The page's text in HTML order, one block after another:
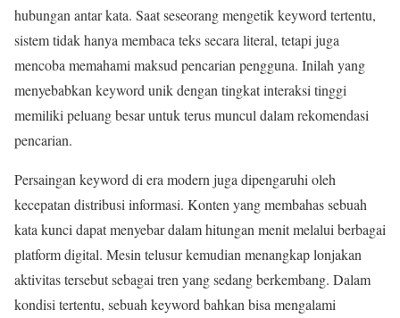
hubungan antar kata. Saat seseorang mengetik keyword tertentu,
sistem tidak hanya membaca teks secara literal, tetapi juga
mencoba memahami maksud pencarian pengguna. Inilah yang
menyebabkan keyword unik dengan tingkat interaksi tinggi
memiliki peluang besar untuk terus muncul dalam rekomendasi
pencarian.
Persaingan keyword di era modern juga dipengaruhi oleh
kecepatan distribusi informasi. Konten yang membahas sebuah
kata kunci dapat menyebar dalam hitungan menit melalui berbagai
platform digital. Mesin telusur kemudian menangkap lonjakan
aktivitas tersebut sebagai tren yang sedang berkembang. Dalam
kondisi tertentu, sebuah keyword bahkan bisa mengalami